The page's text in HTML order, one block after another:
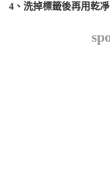
4、洗掉標籤後再用乾